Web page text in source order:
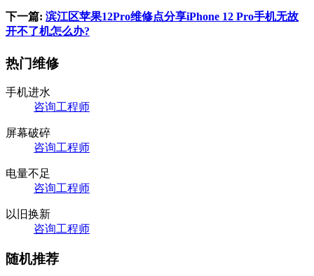
下一篇: 滨江区苹果12Pro维修点分享iPhone 12 Pro手机无故
开不了机怎么办?
热门维修
手机进水
咨询工程师
屏幕破碎
咨询工程师
电量不足
咨询工程师
以旧换新
咨询工程师
随机推荐